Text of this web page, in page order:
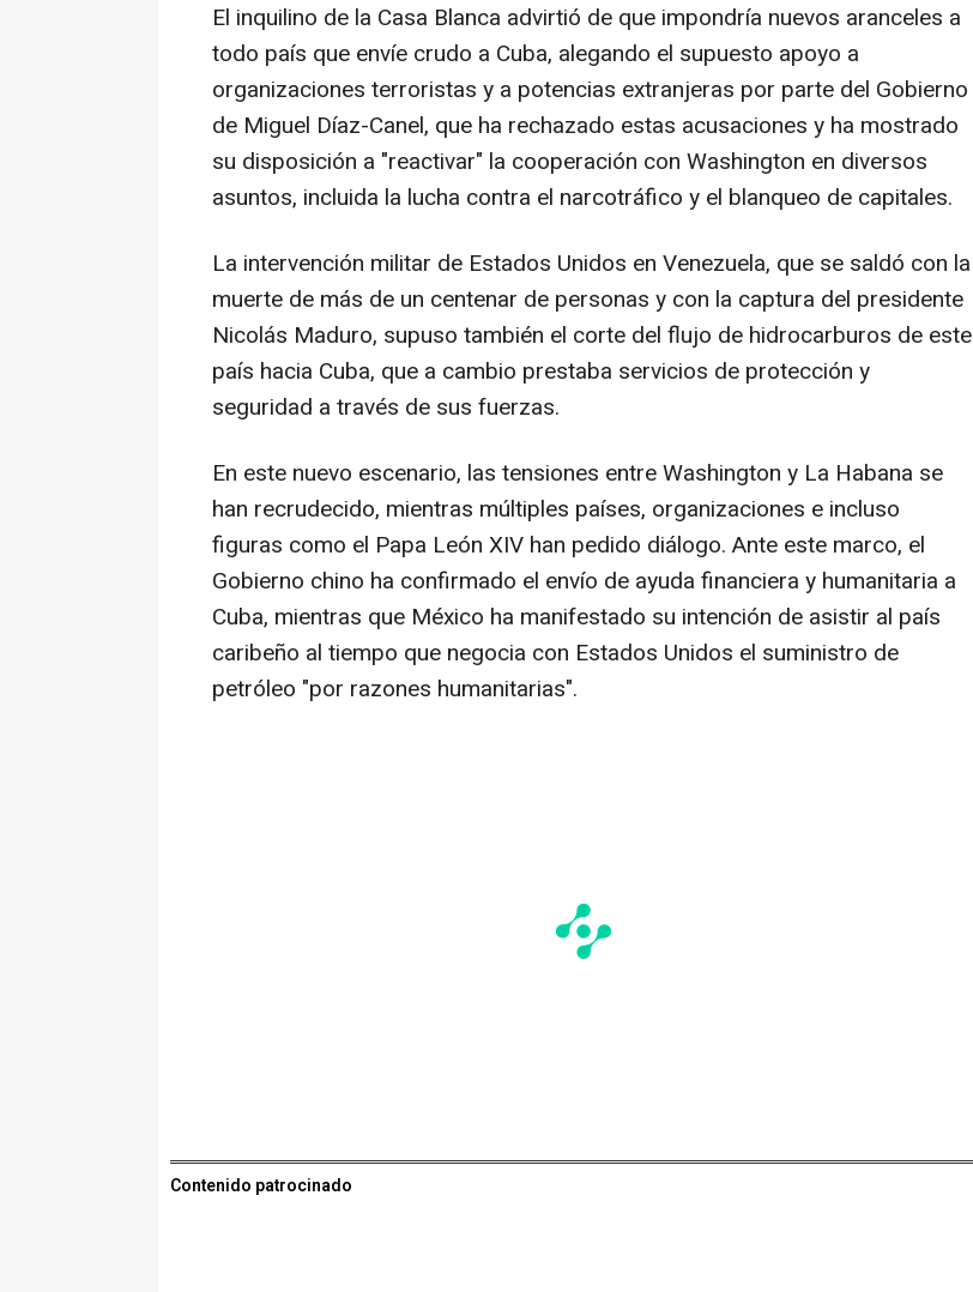
El inquilino de la Casa Blanca advirtió de que impondría nuevos aranceles a
todo país que envíe crudo a Cuba, alegando el supuesto apoyo a
organizaciones terroristas y a potencias extranjeras por parte del Gobierno
de Miguel Díaz-Canel, que ha rechazado estas acusaciones y ha mostrado
su disposición a "reactivar" la cooperación con Washington en diversos
asuntos, incluida la lucha contra el narcotráfico y el blanqueo de capitales.
La intervención militar de Estados Unidos en Venezuela, que se saldó con la
muerte de más de un centenar de personas y con la captura del presidente
Nicolás Maduro, supuso también el corte del flujo de hidrocarburos de este
país hacia Cuba, que a cambio prestaba servicios de protección y
seguridad a través de sus fuerzas.
En este nuevo escenario, las tensiones entre Washington y La Habana se
han recrudecido, mientras múltiples países, organizaciones e incluso
figuras como el Papa León XIV han pedido diálogo. Ante este marco, el
Gobierno chino ha confirmado el envío de ayuda financiera y humanitaria a
Cuba, mientras que México ha manifestado su intención de asistir al país
caribeño al tiempo que negocia con Estados Unidos el suministro de
petróleo "por razones humanitarias".
Contenido patrocinado